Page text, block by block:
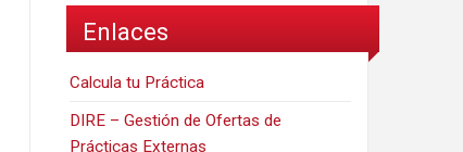
Enlaces
Calcula tu Práctica
DIRE – Gestión de Ofertas de
Prácticas Externas